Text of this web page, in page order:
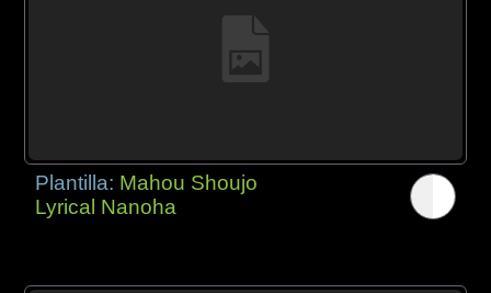
Plantilla: Mahou Shoujo
Lyrical Nanoha